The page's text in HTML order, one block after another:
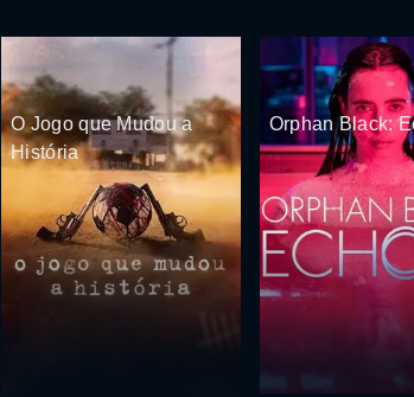
O Jogo que Mudou a
História
Orphan Black: